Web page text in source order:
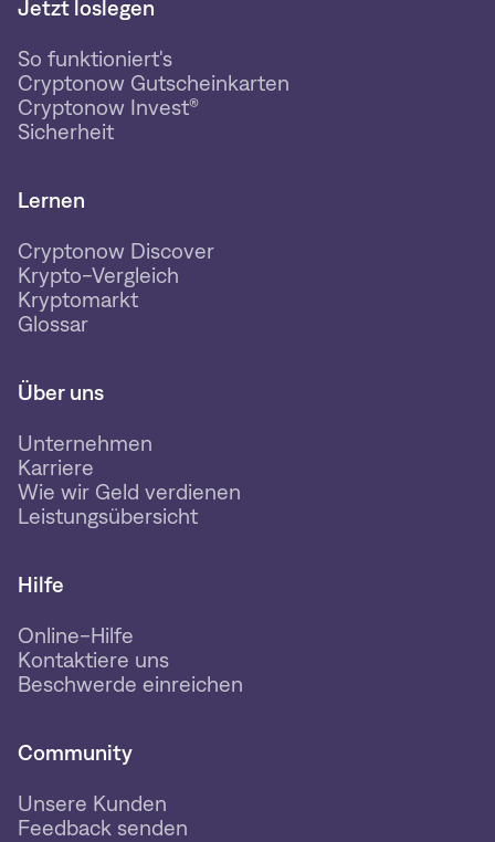
Jetzt loslegen
So funktioniert's
Cryptonow Gutscheinkarten
Cryptonow Invest®
Sicherheit
Lernen
Cryptonow Discover
Krypto-Vergleich
Kryptomarkt
Glossar
Über uns
Unternehmen
Karriere
Wie wir Geld verdienen
Leistungsübersicht
Hilfe
Online-Hilfe
Kontaktiere uns
Beschwerde einreichen
Community
Unsere Kunden
Feedback senden